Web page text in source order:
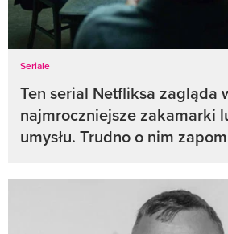
Seriale
Ten serial Netfliksa zagląda
najmroczniejsze zakamarki
umysłu. Trudno o nim